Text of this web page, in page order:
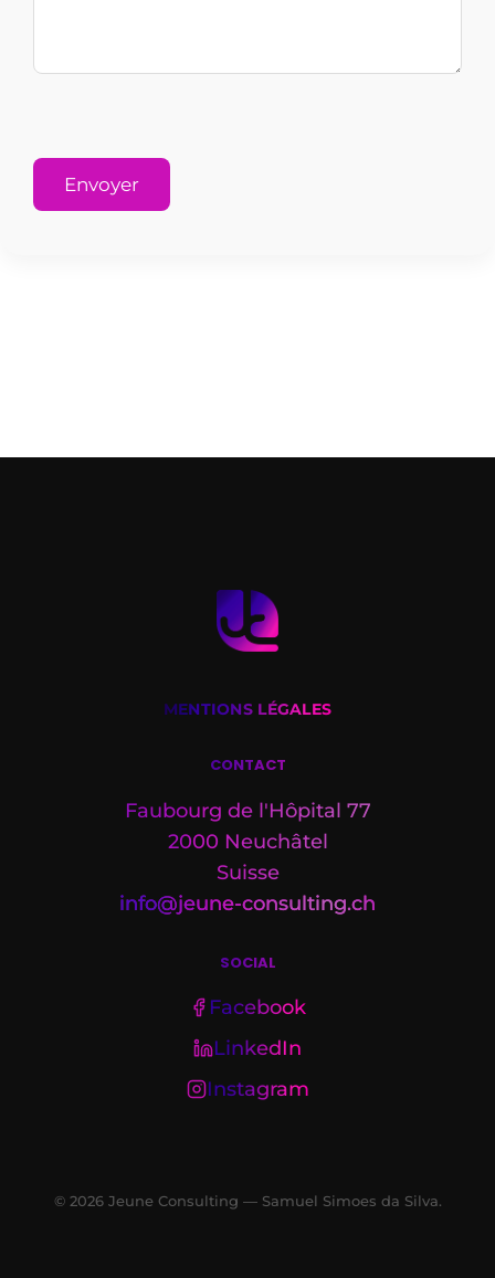
Envoyer
MENTIONS LÉGALES
CONTACT
Faubourg de l'Hôpital 77
2000 Neuchâtel
Suisse
info@jeune-consulting.ch
SOCIAL
Facebook
LinkedIn
Instagram
© 2026Jeune Consulting — Samuel Simoes da Silva.